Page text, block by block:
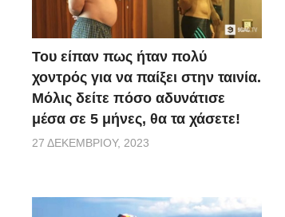
Του είπαν πως ήταν πολύ
χοντρός για να παίξει στην ταινία.
Μόλις δείτε πόσο αδυνάτισε
μέσα σε 5 μήνες, θα τα χάσετε!
27 ΔΕΚΕΜΒΡΊΟΥ, 2023